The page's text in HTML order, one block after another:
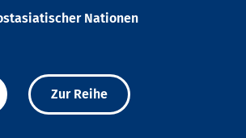
Nationen
Zur Reihe